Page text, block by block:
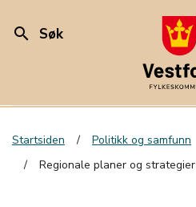
search Søk
Startsiden
Politikk og samfunn
Regionale planer og strategier